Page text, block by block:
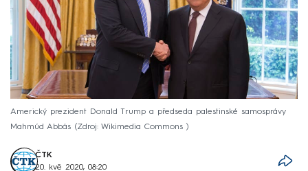
Americký prezident Donald Trump a předseda palestinské samosprávy
Mahmúd Abbás
Zdroj: Wikimedia Commons
ČTK
20. kvě 2020, 08:20